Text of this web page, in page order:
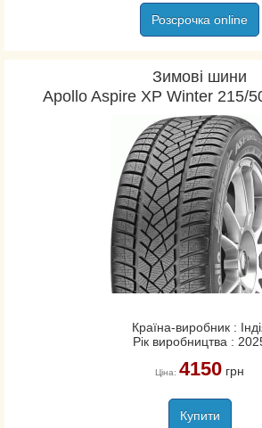
Розсрочка online
Зимові шини
Apollo Aspire XP Winter 215/
Країна-виробник :
Рік виробництва :
Ціна: 4150грн
Купити